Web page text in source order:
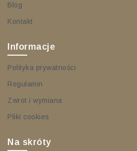
Blog
Kontakt
Informacje
Polityka prywatności
Regulamin
Zwrot i wymiana
Pliki cookies
Na skróty